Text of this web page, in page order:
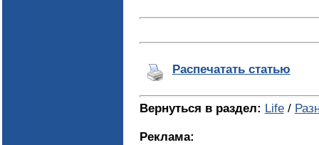
Распечатать статью
Вернуться в раздел: Life/
Реклама: